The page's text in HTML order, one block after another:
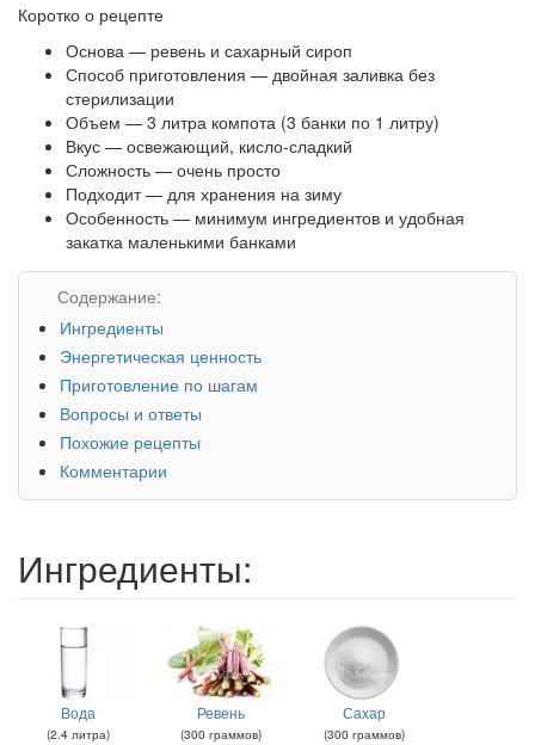
Коротко о рецепте
Основа — ревень и сахарный сироп
Способ приготовления — двойная заливка без
стерилизации
Объем — 3 литра компота (3 банки по 1 литру)
Вкус — освежающий, кисло-сладкий
Сложность — очень просто
Подходит — для хранения на зиму
Особенность — минимум ингредиентов и удобная
закатка маленькими банками
Содержание:
Ингредиенты
Энергетическая ценность
Приготовление по шагам
Вопросы и ответы
Похожие рецепты
Комментарии
Ингредиенты:
Вода
(2.4 литра)
Ревень
(300 граммов)
Сахар
(300 граммов)